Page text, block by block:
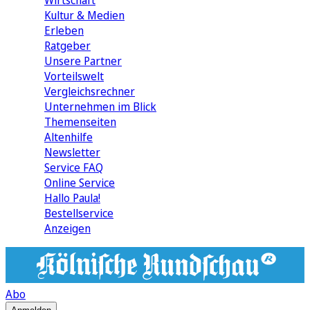
Kultur & Medien
Erleben
Ratgeber
Unsere Partner
Vorteilswelt
Vergleichsrechner
Unternehmen im Blick
Themenseiten
Altenhilfe
Newsletter
Service FAQ
Online Service
Hallo Paula!
Bestellservice
Anzeigen
Abo